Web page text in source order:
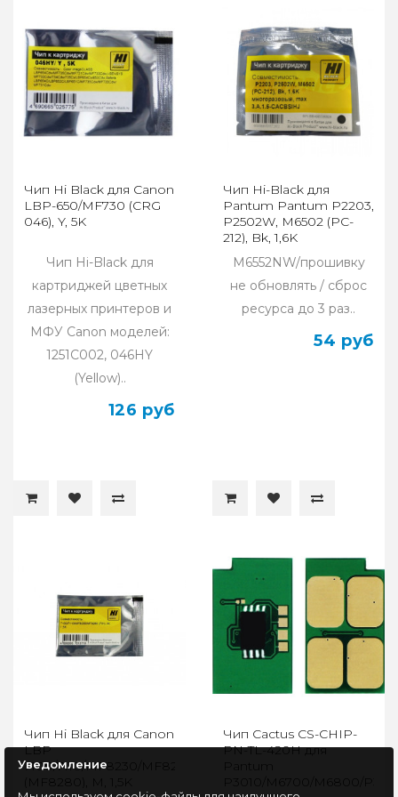
Чип Hi Black для Canon
LBP-650/MF730 (CRG
046), Y, 5K
Чип Hi-Black для
картриджей цветных
лазерных принтеров и
МФУ Canon моделей:
1251C002, 046HY
(Yellow)..
126 руб
Чип Hi-Black для
Pantum Pantum P2203,
P2502W, M6502 (PC-
212), Bk, 1,6K
многоразовый
M6552NW/прошивку
не обновлять / сброс
ресурса до 3 раз..
54 руб
Чип Hi Black для Canon
LBP
7100/7110/MF8230/MF8280
(MF8280), M, 1,5K
Чип Cactus CS-CHIP-
PN-TL-420H для
Pantum
P3010/M6700/M6800/
Уведомление